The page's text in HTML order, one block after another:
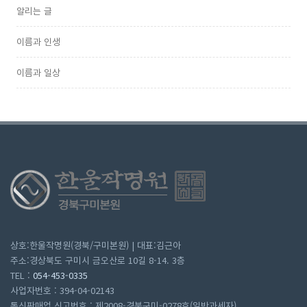
알리는 글
이름과 인생
이름과 일상
상호:한울작명원(경북/구미본원) | 대표:김근아
주소:경상북도 구미시 금오산로 10길 8-14. 3층
TEL : 054-453-0335
사업자번호 : 394-04-02143